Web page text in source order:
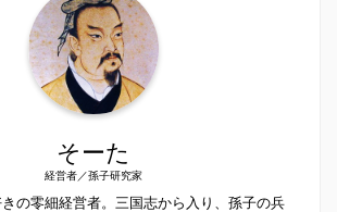
そーた
経営者／孫子研究家
の零細経営者。三国志から入り、孫子の兵